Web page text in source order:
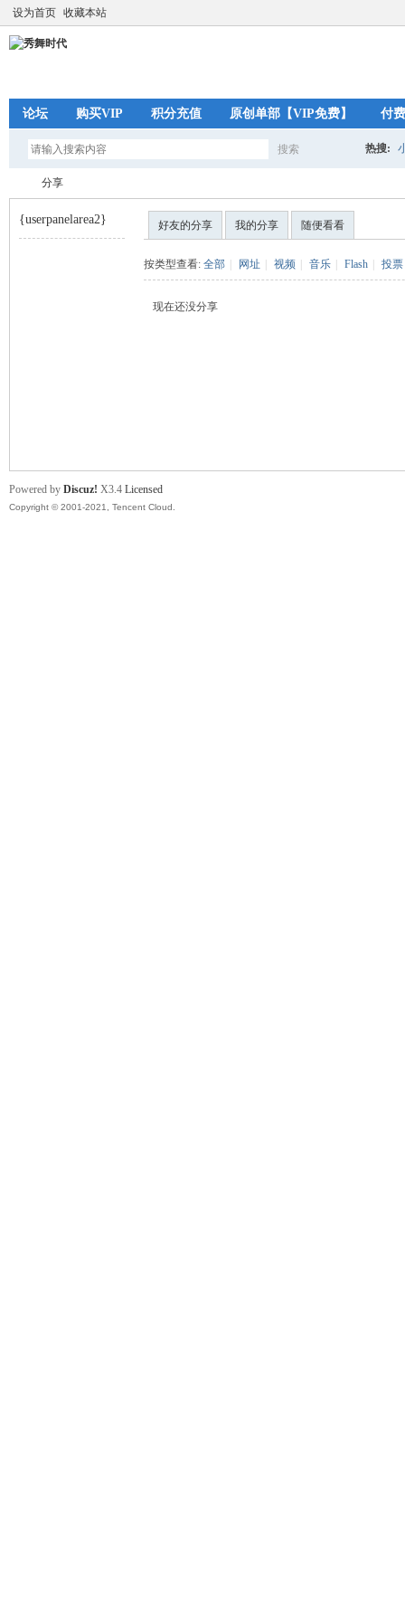
设为首页 收藏本站
论坛 购买VIP 积分充值 原创单部【VIP免费】 付
搜索 热搜:
分享
{userpanelarea2} 好友的分享 我的分享 随便看看
按类型查看: 全部 网址 视频 音乐 Flash 投票
现在还没分享
Powered by Discuz! X3.4 Licensed
Copyright © 2001-2021, Tencent Cloud.